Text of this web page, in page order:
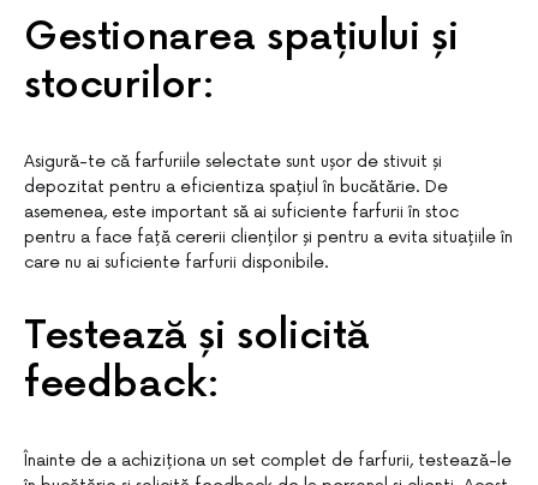
Gestionarea spațiului și
stocurilor:
Asigură-te că farfuriile selectate sunt ușor de stivuit și
depozitat pentru a eficientiza spațiul în bucătărie. De
asemenea, este important să ai suficiente farfurii în stoc
pentru a face față cererii clienților și pentru a evita situațiile în
care nu ai suficiente farfurii disponibile.
Testează și solicită
feedback:
Înainte de a achiziționa un set complet de farfurii, testează-le